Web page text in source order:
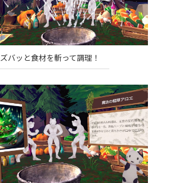
ズバッと食材を斬って調理！